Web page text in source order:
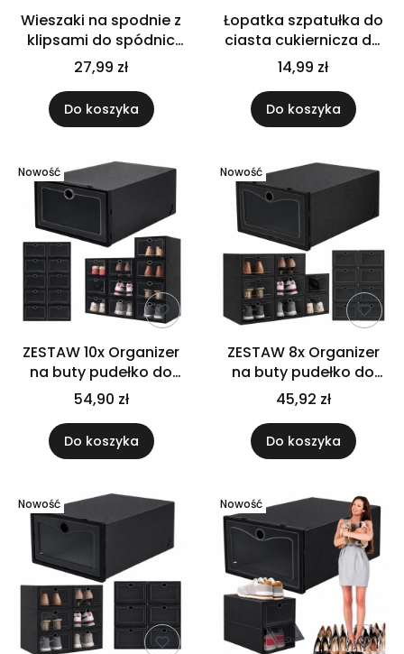
Wieszaki na spodnie z
klipsami do spódnic
regulowany do
garderoby 5 sztuk
27,99 zł
Do koszyka
Łopatka szpatułka do
ciasta cukiernicza do
kremu tortu metalowa
długa 42 cm
14,99 zł
Do koszyka
Nowość
ZESTAW 10x Organizer
na buty pudełko do
przechowywania
składane czarne
54,90 zł
Do koszyka
Nowość
ZESTAW 8x Organizer
na buty pudełko do
przechowywania
składane czarne
45,92 zł
Do koszyka
Nowość Nowość